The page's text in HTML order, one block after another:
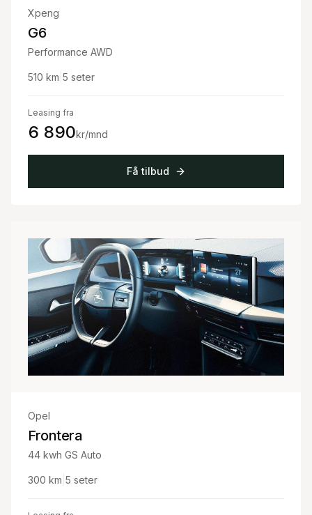
Xpeng
G6
Performance AWD
510 km 5 seter
Leasing fra
6 890kr/mnd
Få tilbud
Opel
Frontera
44 kwh GS Auto
300 km 5 seter